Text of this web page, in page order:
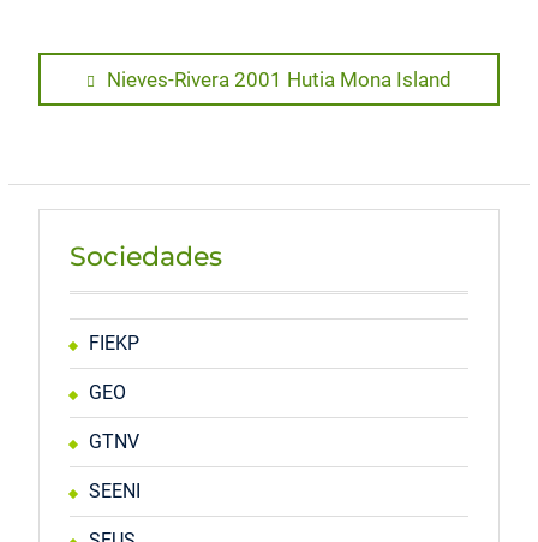
Navegación
Previous
post:
Nieves-Rivera 2001 Hutia Mona Island
Sociedades
FIEKP
GEO
GTNV
SEENI